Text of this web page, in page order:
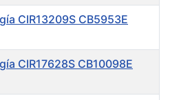
CIR13209S CB5953E
CIR17628S CB10098E